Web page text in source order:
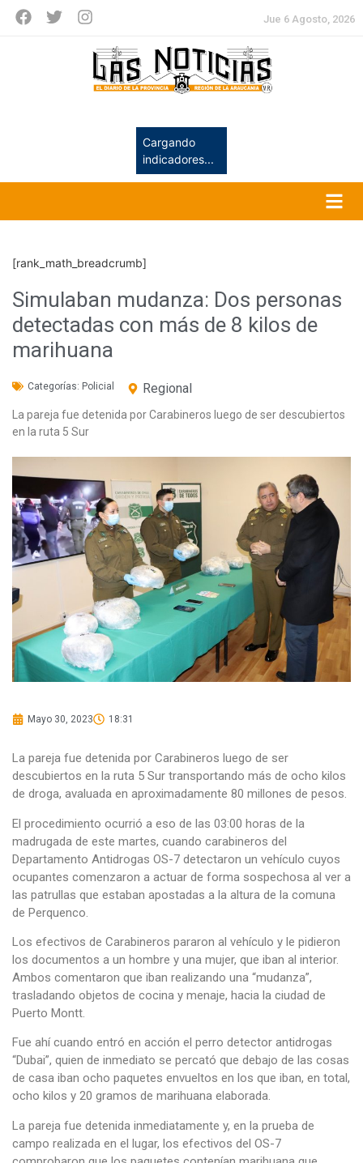
Jue 6 Agosto, 2026
Cargando
indicadores...
[rank_math_breadcrumb]
Simulaban mudanza: Dos personas
detectadas con más de 8 kilos de
marihuana
Categorías: Policial Regional
La pareja fue detenida por Carabineros luego de ser descubiertos
en la ruta 5 Sur
Mayo 30, 2023 18:31
La pareja fue detenida por Carabineros luego de ser
descubiertos en la ruta 5 Sur transportando más de ocho kilos
de droga, avaluada en aproximadamente 80 millones de pesos.
El procedimiento ocurrió a eso de las 03:00 horas de la
madrugada de este martes, cuando carabineros del
Departamento Antidrogas OS-7 detectaron un vehículo cuyos
ocupantes comenzaron a actuar de forma sospechosa al ver a
las patrullas que estaban apostadas a la altura de la comuna
de Perquenco.
Los efectivos de Carabineros pararon al vehículo y le pidieron
los documentos a un hombre y una mujer, que iban al interior.
Ambos comentaron que iban realizando una “mudanza”,
trasladando objetos de cocina y menaje, hacia la ciudad de
Puerto Montt.
Fue ahí cuando entró en acción el perro detector antidrogas
“Dubai”, quien de inmediato se percató que debajo de las cosas
de casa iban ocho paquetes envueltos en los que iban, en total,
ocho kilos y 20 gramos de marihuana elaborada.
La pareja fue detenida inmediatamente y, en la prueba de
campo realizada en el lugar, los efectivos del OS-7